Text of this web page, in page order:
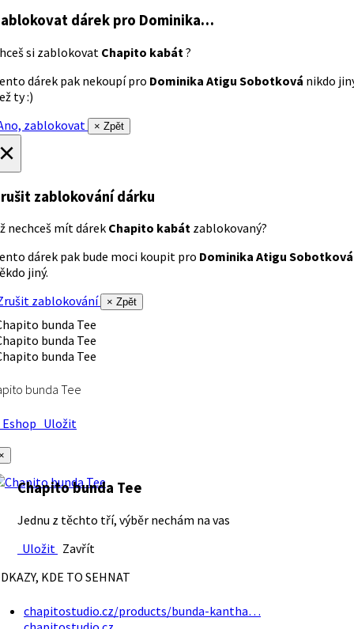
dárek pro Dominika…
si zablokovat Chapito kabát ?
dárek pak nekoupí pro Dominika Atigu Sobotková nikdo
ty :)
zablokovat
× Zpět
zablokování dárku
nechceš mít dárek Chapito kabát zablokovaný?
dárek pak bude moci koupit pro Dominika Atigu Sobotková
jiný.
zablokování
× Zpět
bunda Tee
Uložit
Chapito bunda Tee
Jednu z těchto tří, výběr nechám na vas
Uložit Zavřít
KDE TO SEHNAT
chapitostudio.cz/products/bunda-kantha…